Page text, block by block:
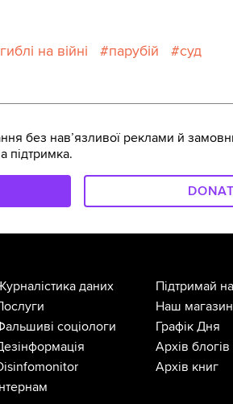
на війні парубій суд
без навʼязливої реклами й
підтримка.
даних
соціологи
Підтримай
Наш магазин
Графік Дня
Архів блогів
Архів книг